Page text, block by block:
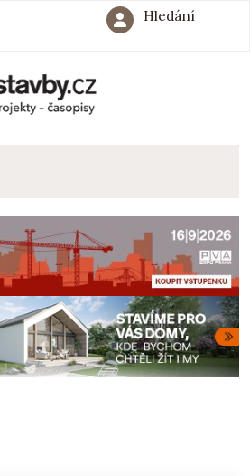
Hledání